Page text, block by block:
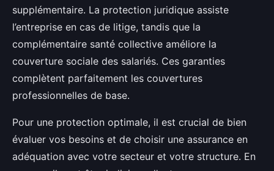
supplémentaire. La protection juridique assiste
l’entreprise en cas de litige, tandis que la
complémentaire santé collective améliore la
couverture sociale des salariés. Ces garanties
complètent parfaitement les couvertures
professionnelles de base.
Pour une protection optimale, il est crucial de bien
évaluer vos besoins et de choisir une assurance en
adéquation avec votre secteur et votre structure. En